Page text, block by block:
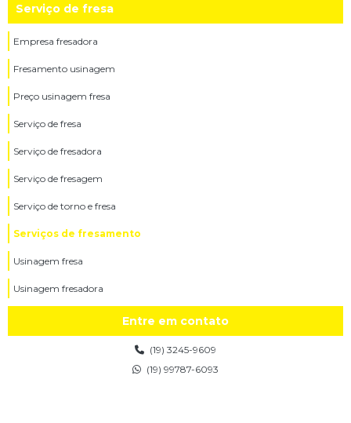
Serviço de fresa
Empresa fresadora
Fresamento usinagem
Preço usinagem fresa
Serviço de fresa
Serviço de fresadora
Serviço de fresagem
Serviço de torno e fresa
Serviços de fresamento
Usinagem fresa
Usinagem fresadora
Entre em contato
(19) 3245-9609
(19) 99787-6093